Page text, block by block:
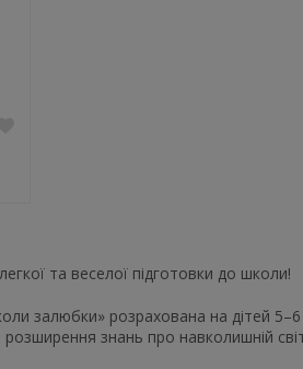
та веселої підготовки до школи!
залюбки» розрахована на дітей
знань про навколишній